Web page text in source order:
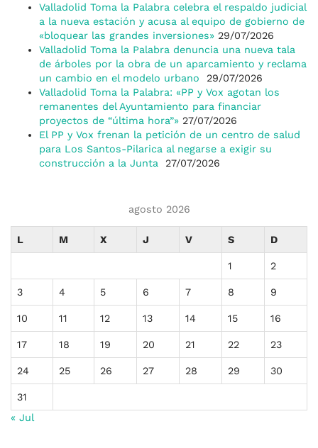
Valladolid Toma la Palabra celebra el respaldo judicial
a la nueva estación y acusa al equipo de gobierno de
«bloquear las grandes inversiones» 29/07/2026
Valladolid Toma la Palabra denuncia una nueva tala
de árboles por la obra de un aparcamiento y reclama
un cambio en el modelo urbano
29/07/2026
Valladolid Toma la Palabra: «PP y Vox agotan los
remanentes del Ayuntamiento para financiar
proyectos de “última hora”» 27/07/2026
El PP y Vox frenan la petición de un centro de salud
para Los Santos-Pilarica al negarse a exigir su
construcción a la Junta
27/07/2026
agosto 2026
L M X J V S D
1 2
3 4 5 6 7 8 9
10 11 12 13 14 15 16
17 18 19 20 21 22 23
24 25 26 27 28 29 30
31
« Jul